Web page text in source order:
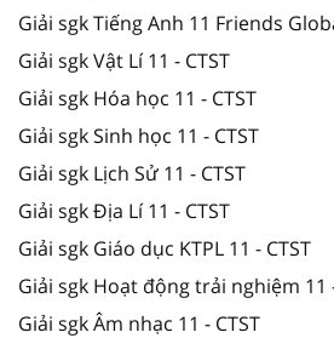
Giải sgk Tiếng Anh 11 Friends
Giải sgk Vật Lí 11 - CTST
Giải sgk Hóa học 11 - CTST
Giải sgk Sinh học 11 - CTST
Giải sgk Lịch Sử 11 - CTST
Giải sgk Địa Lí 11 - CTST
Giải sgk Giáo dục KTPL 11 - CTST
Giải sgk Hoạt động trải nghiệm 11
Giải sgk Âm nhạc 11 - CTST